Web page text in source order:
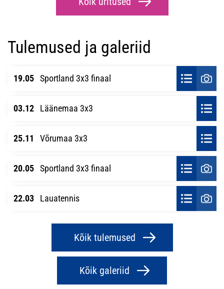
Tulemused ja galeriid
19.05 Sportland 3x3 finaal
03.12 Läänemaa 3x3
25.11 Võrumaa 3x3
20.05 Sportland 3x3 finaal
22.03 Lauatennis
Kõik tulemused
Kõik galeriid